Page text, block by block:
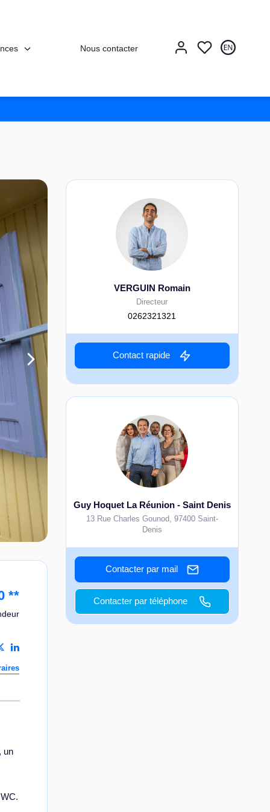
Nous contacter
**
un
VERGUIN Romain
Directeur
0262321321
Contact rapide
Guy Hoquet La Réunion - Saint Denis
13 Rue Charles Gounod, 97400 Saint-
Denis
Contacter par mail
Contacter par téléphone